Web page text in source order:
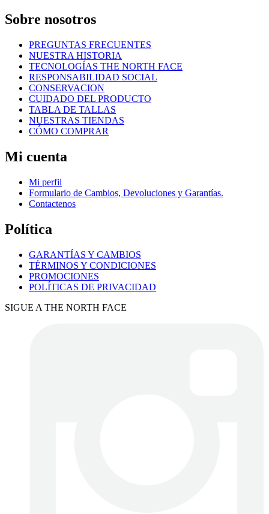
Sobre nosotros
PREGUNTAS FRECUENTES
NUESTRA HISTORIA
TECNOLOGÍAS THE NORTH FACE
RESPONSABILIDAD SOCIAL
CONSERVACION
CUIDADO DEL PRODUCTO
TABLA DE TALLAS
NUESTRAS TIENDAS
CÓMO COMPRAR
Mi cuenta
Mi perfil
Formulario de Cambios, Devoluciones y Garantías.
Contactenos
Política
GARANTÍAS Y CAMBIOS
TÉRMINOS Y CONDICIONES
PROMOCIONES
POLÍTICAS DE PRIVACIDAD
SIGUE A THE NORTH FACE